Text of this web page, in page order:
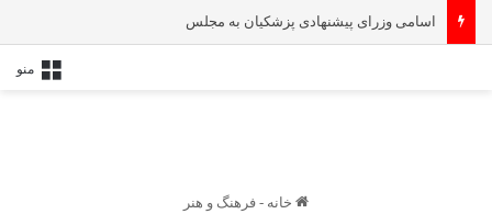
اسامی وزرای پیشنهادی پزشکیان به مجلس
منو
خانه - فرهنگ و هنر